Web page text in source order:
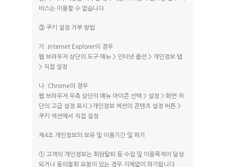
비스는 이용할 수 없습니다.
③ 쿠키 설정 거부 방법
가. Internet Explorer의 경우
웹 브라우저 상단의 도구 메뉴 > 인터넷 옵션 > 개인정보 탭
> 직접 설정
나. Chrome의 경우
웹 브라우저 우측 상단의 메뉴 아이콘 선택 > 설정 > 화면 하
단의 고급 설정 표시 >개인정보 섹션의 콘텐츠 설정 버튼 >
쿠키 섹션에서 직접 설정
제4조 개인정보의 보유 및 이용기간 및 파기
① 고객의 개인정보는 회원탈퇴 등 수집 및 이용목적이 달성
되거나 동의철회 요청이 있는 경우 지체없이 파기됩니다.